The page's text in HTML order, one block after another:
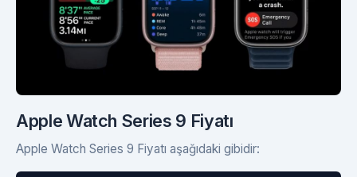
Apple Watch Series 9 Fiyatı
Apple Watch Series 9 Fiyatı aşağıdaki gibidir: